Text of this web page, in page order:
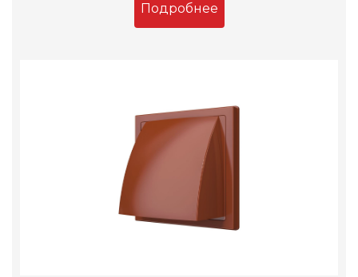
Подробнее